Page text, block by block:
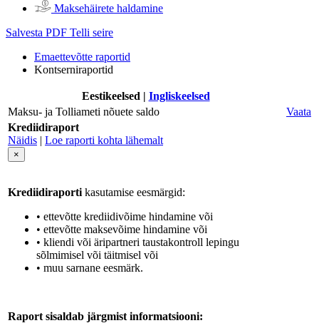
Maksehäirete haldamine
Salvesta PDF Telli seire
Emaettevõtte raportid
Kontserniraportid
Eestikeelsed | Ingliskeelsed
Maksu- ja Tolliameti nõuete saldo
Vaata
Krediidiraport
Näidis | Loe raporti kohta lähemalt
×
Krediidiraporti kasutamise eesmärgid:
• ettevõtte krediidivõime hindamine või
• ettevõtte maksevõime hindamine või
• kliendi või äripartneri taustakontroll lepingu
sõlmimisel või täitmisel või
• muu sarnane eesmärk.
Raport sisaldab järgmist informatsiooni: